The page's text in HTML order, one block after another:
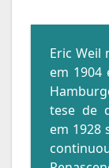
Eric Weil
em 1904
tese de
em 1928